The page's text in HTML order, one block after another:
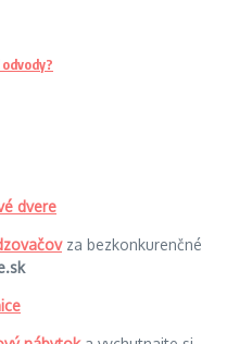
dvere
za bezkonkurenčné